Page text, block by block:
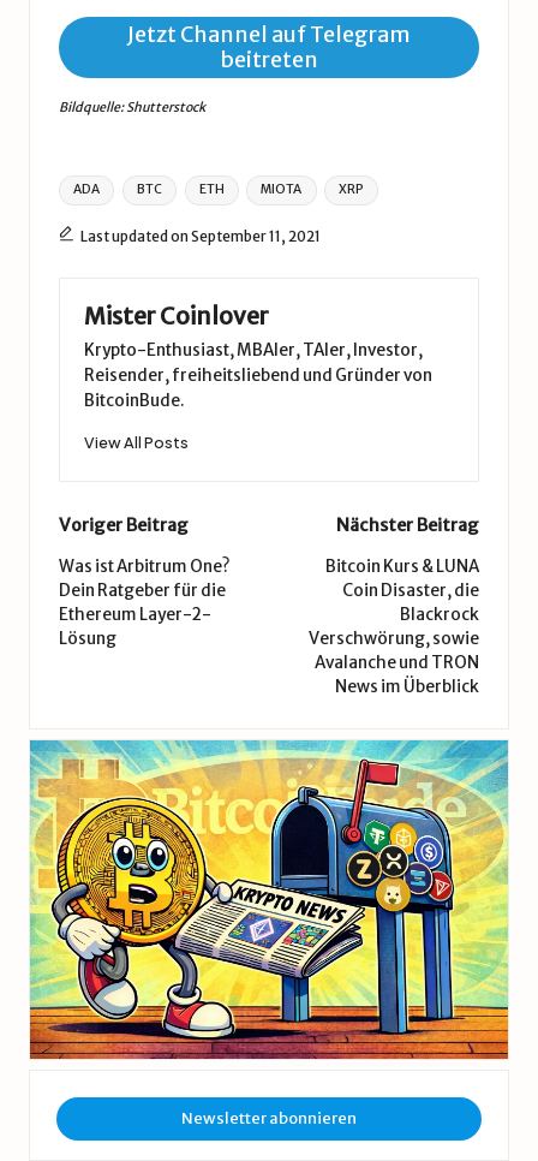
Jetzt Channel auf Telegram
beitreten
Bildquelle: Shutterstock
Tags:
ADA BTC ETH MIOTA XRP
Last updated on September 11, 2021
Mister Coinlover
Krypto-Enthusiast, MBAler, TAler, Investor,
Reisender, freiheitsliebend und Gründer von
BitcoinBude.
View All Posts
Post
navigation
Voriger Beitrag
Was ist Arbitrum One?
Dein Ratgeber für die
Ethereum Layer-2-
Lösung
Nächster Beitrag
Bitcoin Kurs & LUNA
Coin Disaster, die
Blackrock
Verschwörung, sowie
Avalanche und TRON
News im Überblick
Newsletter abonnieren